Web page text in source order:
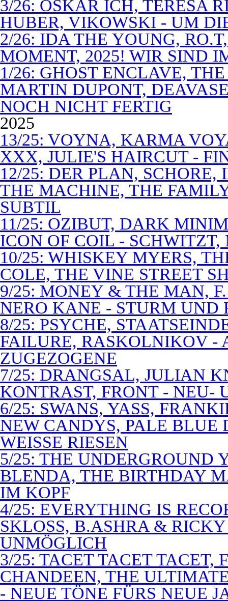
3/26: OSKAR ICH, TERESA
HUBER, VIKOWSKI - UM
2/26: IDA THE YOUNG,
MOMENT, 2025! WIR SIND
1/26: GHOST ENCLAVE,
MARTIN DUPONT,
NOCH NICHT FERTIG
2025
13/25: VOYNA, KARMA
XXX, JULIE'S HAIRCUT -
12/25: DER PLAN,
THE MACHINE, THE
SUBTIL
11/25: OZIBUT, DARK
ICON OF COIL -
10/25: WHISKEY MYERS,
COLE, THE VINE STREET
9/25: MONEY & THE MAN,
NERO KANE - STURM UND
8/25: PSYCHE,
FAILURE, RASKOLNIKOV -
ZUGEZOGENE
7/25: DRANGSAL, JULIAN
KONTRAST, FRONT - NEU-
6/25: SWANS, YASS,
NEW CANDYS, PALE BLUE
WEISSE RIESEN
5/25: THE UNDERGROUND
BLENDA, THE BIRTHDAY
IM KOPF
4/25: EVERYTHING IS
SKLOSS, B.ASHRA &
UNMÖGLICH
3/25: TACET TACET TACET,
CHANDEEN, THE
- NEUE TÖNE FÜRS NEUE